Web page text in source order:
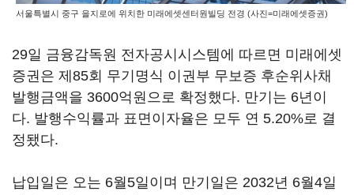
서울특별시 중구 을지로에 위치한 미래에셋센터원빌딩 전경 (사진=미래에셋증권)
29일 금융감독원 전자공시시스템에 따르면 미래에셋
증권은 제85회 무기명식 이권부 무보증 후순위사채
발행금액을 3600억원으로 확정했다. 만기는 6년이
다. 발행수익률과 표면이자율은 모두 연 5.20%로 결
정됐다.
납입일은 오는 6월5일이며 만기일은 2032년 6월4일